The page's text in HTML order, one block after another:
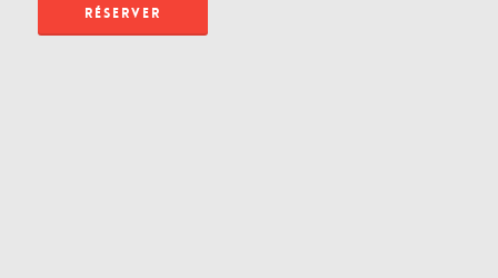
RÉSERVER